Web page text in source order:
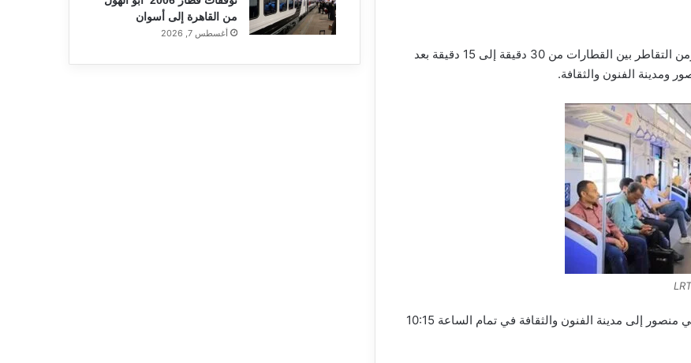
وأشارت الشركة في بيان لها اليوم، إلى أنه سيتم تقليص زمن التقاطر بين القطارات من 30 دقيقة إلى 15 دقيقة بعد
وأكدت الشركة، أنه ستكون آخر رحلة يومية من محطة عدلي منصور إلى مدينة الفنون والثقافة في تمام الساعة 10:15
من القاهرة إلى أسوان
أغسطس 7, 2026